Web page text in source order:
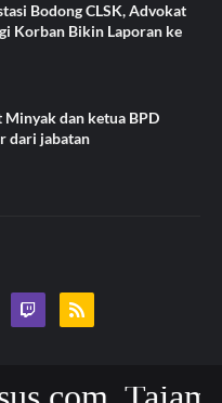
Bodong CLSK, Advokat
Korban Bikin Laporan ke
Minyak dan ketua BPD
dari jabatan